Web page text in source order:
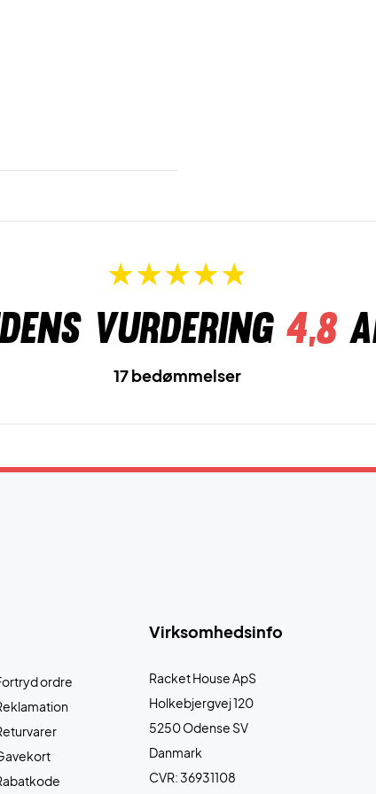
vurdering 4,8
17 bedømmelser
Virksomhedsinfo
Racket House ApS
Holkebjergvej 120
5250 Odense SV
Danmark
CVR: 36931108
ordre